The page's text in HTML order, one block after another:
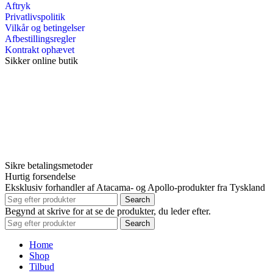
Aftryk
Privatlivspolitik
Vilkår og betingelser
Afbestillingsregler
Kontrakt ophævet
Sikker online butik
Sikre betalingsmetoder
Hurtig forsendelse
Eksklusiv forhandler af Atacama- og Apollo-produkter fra Tyskland
Search
Begynd at skrive for at se de produkter, du leder efter.
Search
Home
Shop
Tilbud